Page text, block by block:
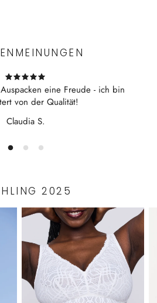
eine Freude - ich bin
von der Qualität!
Claudia S.
2025